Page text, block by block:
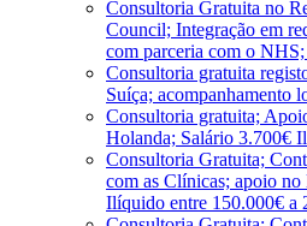
Consultoria Gratuita no
Council; Integração em
com parceria com o
Consultoria gratuita
Suíça; acompanhamento
Consultoria gratuita;
Holanda; Salário 3.700€
Consultoria Gratuita;
com as Clínicas; apoio
Ilíquido entre 150.000€ a